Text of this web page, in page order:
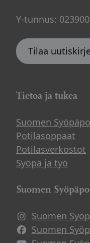
Y-tunnus:
Tilaa
Tietoa ja tukea
Suomen
Potilasoppaat
Potilasverkostot
Syöpä ja työ
Suomen
Suomen
Suomen